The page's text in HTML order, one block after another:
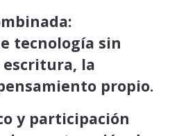
tecnología sin
la
propio.
y participación